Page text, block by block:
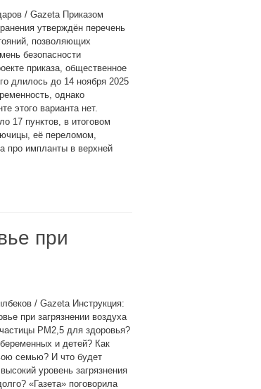
/ Gazeta Приказом
утверждён перечень
позволяющих
безопасности
приказа, общественное
длилось до 14 ноября 2025
однако
этого варианта нет.
17 пунктов, в итоговом
её переломом,
про импланты в верхней
при
/ Gazeta Инструкция:
при загрязнении воздуха
PM2,5 для здоровья?
и детей? Как
семью? И что будет
уровень загрязнения
«Газета» поговорила